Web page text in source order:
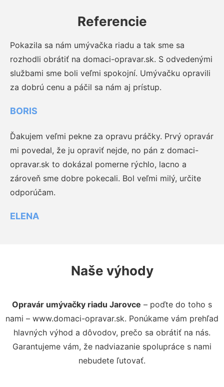
Referencie
Pokazila sa nám umývačka riadu a tak sme sa
rozhodli obrátiť na domaci-opravar.sk. S odvedenými
službami sme boli veľmi spokojní. Umývačku opravili
za dobrú cenu a páčil sa nám aj prístup.
BORIS
Ďakujem veľmi pekne za opravu práčky. Prvý opravár
mi povedal, že ju opraviť nejde, no pán z domaci-
opravar.sk to dokázal pomerne rýchlo, lacno a
zároveň sme dobre pokecali. Bol veľmi milý, určite
odporúčam.
ELENA
Naše výhody
Opravár umývačky riadu Jarovce – poďte do toho s
nami – www.domaci-opravar.sk. Ponúkame vám prehľad
hlavných výhod a dôvodov, prečo sa obrátiť na nás.
Garantujeme vám, že nadviazanie spolupráce s nami
nebudete ľutovať.